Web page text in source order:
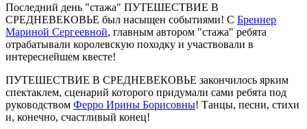
Последний день "стажа" ПУТЕШЕСТВИЕ В
СРЕДНЕВЕКОВЬЕ был насыщен событиями! С Бреннер
Мариной Сергеевной, главным автором "стажа" ребята
отрабатывали королевскую походку и участвовали в
интереснейшем квесте!
ПУТЕШЕСТВИЕ В СРЕДНЕВЕКОВЬЕ закончилось ярким
спектаклем, сценарий которого придумали сами ребята под
руководством Ферро Ирины Борисовны! Танцы, песни, стихи
и, конечно, счастливый конец!